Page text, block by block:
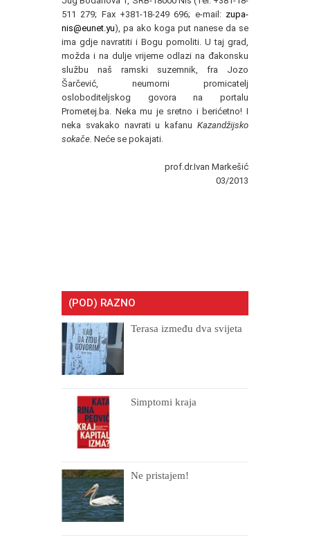
511 279; Fax +381-18-249 696; e-mail: zupa-
nis@eunet.yu), pa ako koga put nanese da se
ima gdje navratiti i Bogu pomoliti. U taj grad,
možda i na dulje vrijeme odlazi na đakonsku
službu naš ramski suzemnik, fra Jozo
Šarčević, neumorni promicatelj
osloboditeljskog govora na portalu
Prometej.ba. Neka mu je sretno i berićetno! I
neka svakako navrati u kafanu Kazandžijsko
sokače. Neće se pokajati.
prof.dr.Ivan Markešić
03/2013
(POD) RAZNO
Terasa između dva svijeta
Simptomi kraja
Ne pristajem!